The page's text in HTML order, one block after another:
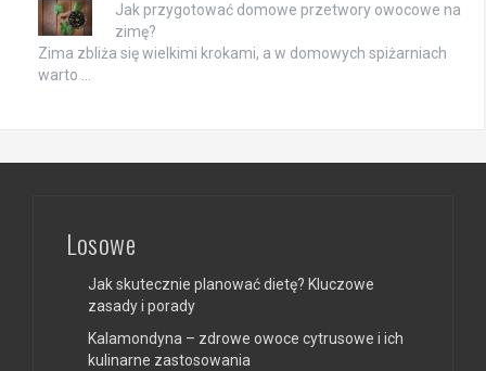
Jak przygotować domowe przetwory owocowe na
zimę?
Zima zbliża się wielkimi krokami, a w domowych spiżarniach
warto …
Losowe
Jak skutecznie planować dietę? Kluczowe
zasady i porady
Kalamondyna – zdrowe owoce cytrusowe i ich
kulinarne zastosowania